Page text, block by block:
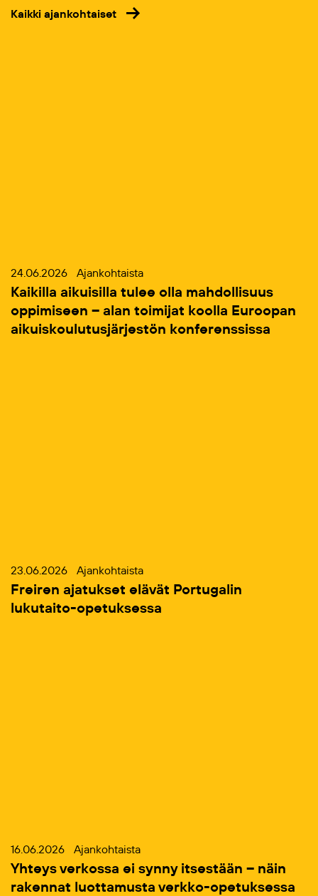
Kaikki ajankohtaiset
24.06.2026 Ajankohtaista
Kaikilla aikuisilla tulee olla mahdollisuus
oppimiseen – alan toimijat koolla Euroopan
aikuiskoulutusjärjestön konferenssissa
23.06.2026 Ajankohtaista
Freiren ajatukset elävät Portugalin
lukutaito-opetuksessa
16.06.2026 Ajankohtaista
Yhteys verkossa ei synny itsestään – näin
rakennat luottamusta verkko-opetuksessa